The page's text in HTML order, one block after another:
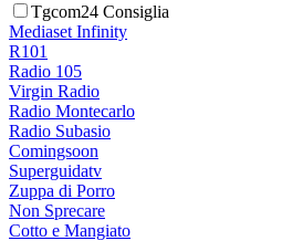
Tgcom24 Consiglia
Mediaset Infinity
R101
Radio 105
Virgin Radio
Radio Montecarlo
Radio Subasio
Comingsoon
Superguidatv
Zuppa di Porro
Non Sprecare
Cotto e Mangiato